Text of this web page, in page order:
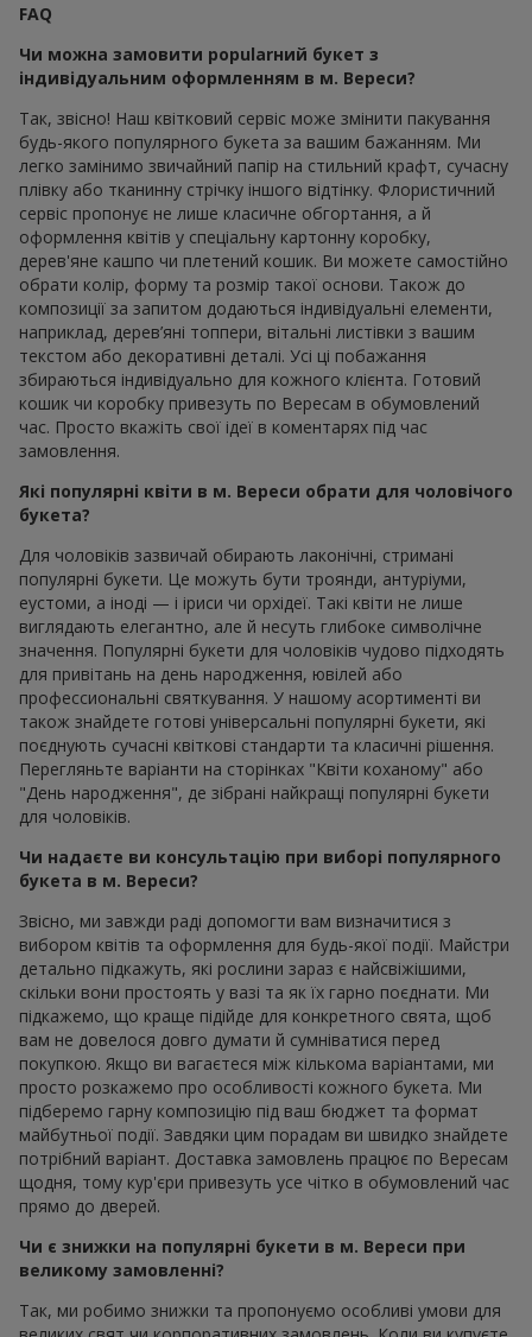
FAQ
Чи можна замовити popularний букет з
індивідуальним оформленням в м. Вереси?
Так, звісно! Наш квітковий сервіс може змінити пакування
будь-якого популярного букета за вашим бажанням. Ми
легко замінимо звичайний папір на стильний крафт, сучасну
плівку або тканинну стрічку іншого відтінку. Флористичний
сервіс пропонує не лише класичне обгортання, а й
оформлення квітів у спеціальну картонну коробку,
дерев'яне кашпо чи плетений кошик. Ви можете самостійно
обрати колір, форму та розмір такої основи. Також до
композиції за запитом додаються індивідуальні елементи,
наприклад, дерев’яні топпери, вітальні листівки з вашим
текстом або декоративні деталі. Усі ці побажання
збираються індивідуально для кожного клієнта. Готовий
кошик чи коробку привезуть по Вересам в обумовлений
час. Просто вкажіть свої ідеї в коментарях під час
замовлення.
Які популярні квіти в м. Вереси обрати для чоловічого
букета?
Для чоловіків зазвичай обирають лаконічні, стримані
популярні букети. Це можуть бути троянди, антуріуми,
еустоми, а іноді — і іриси чи орхідеї. Такі квіти не лише
виглядають елегантно, але й несуть глибоке символічне
значення. Популярні букети для чоловіків чудово підходять
для привітань на день народження, ювілей або
профессиональні святкування. У нашому асортименті ви
також знайдете готові універсальні популярні букети, які
поєднують сучасні квіткові стандарти та класичні рішення.
Перегляньте варіанти на сторінках "Квіти коханому" або
"День народження", де зібрані найкращі популярні букети
для чоловіків.
Чи надаєте ви консультацію при виборі популярного
букета в м. Вереси?
Звісно, ми завжди раді допомогти вам визначитися з
вибором квітів та оформлення для будь-якої події. Майстри
детально підкажуть, які рослини зараз є найсвіжішими,
скільки вони простоять у вазі та як їх гарно поєднати. Ми
підкажемо, що краще підійде для конкретного свята, щоб
вам не довелося довго думати й сумніватися перед
покупкою. Якщо ви вагаєтеся між кількома варіантами, ми
просто розкажемо про особливості кожного букета. Ми
підберемо гарну композицію під ваш бюджет та формат
майбутньої події. Завдяки цим порадам ви швидко знайдете
потрібний варіант. Доставка замовлень працює по Вересам
щодня, тому кур'єри привезуть усе чітко в обумовлений час
прямо до дверей.
Чи є знижки на популярні букети в м. Вереси при
великому замовленні?
Так, ми робимо знижки та пропонуємо особливі умови для